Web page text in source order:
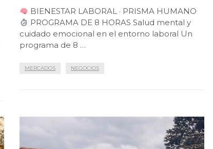
BIENESTAR LABORAL · PRISMA HUMANO
PROGRAMA DE 8 HORAS Salud mental y
cuidado emocional en el entorno laboral Un
programa de 8 …
MERCADOS NEGOCIOS